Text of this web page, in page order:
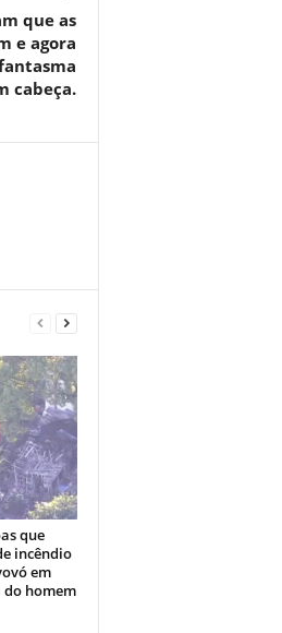
que as
e agora
cabeça.
que
incêndio
em
do homem